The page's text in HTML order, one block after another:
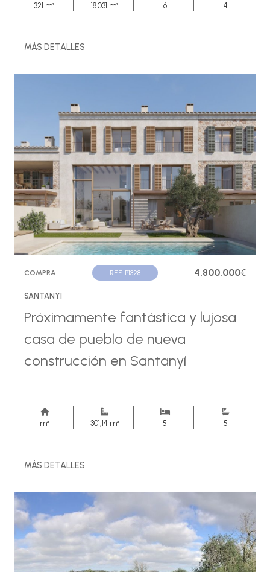
321 m² 18.031 m² 6 4
MÁS DETALLES
COMPRA REF. P1328 4.800.000€
SANTANYI
Próximamente fantástica y lujosa
casa de pueblo de nueva
construcción en Santanyí
m² 301,14 m² 5 5
MÁS DETALLES